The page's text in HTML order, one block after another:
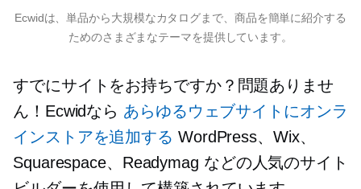
Ecwidは、単品から大規模なカタログまで、商品を簡単に紹介する
ためのさまざまなテーマを提供しています。
すでにサイトをお持ちですか？問題ありませ
ん！Ecwidなら あらゆるウェブサイトにオンラ
インストアを追加する WordPress、Wix、
Squarespace、Readymag などの人気のサイト